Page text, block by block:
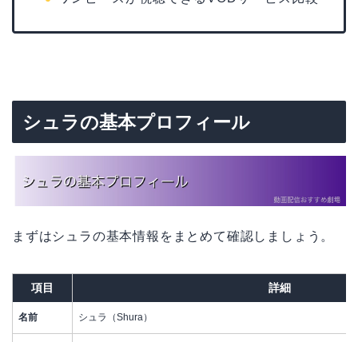
シュラの基本プロフィール
まずはシュラの基本情報をまとめて確認しましょう。
項目 詳細
名前 シュラ（Shura）